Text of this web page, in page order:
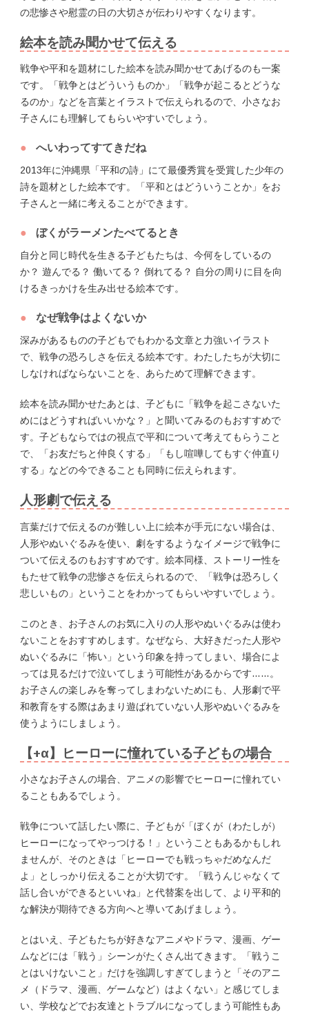
の悲惨さや慰霊の日の大切さが伝わりやすくなります。
絵本を読み聞かせて伝える
戦争や平和を題材にした絵本を読み聞かせてあげるのも一案
です。「戦争とはどういうものか」「戦争が起こるとどうな
るのか」などを言葉とイラストで伝えられるので、小さなお
子さんにも理解してもらいやすいでしょう。
へいわってすてきだね
2013年に沖縄県「平和の詩」にて最優秀賞を受賞した少年の
詩を題材とした絵本です。「平和とはどういうことか」をお
子さんと一緒に考えることができます。
ぼくがラーメンたべてるとき
自分と同じ時代を生きる子どもたちは、今何をしているの
か？ 遊んでる？ 働いてる？ 倒れてる？ 自分の周りに目を向
けるきっかけを生み出せる絵本です。
なぜ戦争はよくないか
深みがあるものの子どもでもわかる文章と力強いイラスト
で、戦争の恐ろしさを伝える絵本です。わたしたちが大切に
しなければならないことを、あらためて理解できます。
絵本を読み聞かせたあとは、子どもに「戦争を起こさないた
めにはどうすればいいかな？」と聞いてみるのもおすすめで
す。子どもならではの視点で平和について考えてもらうこと
で、「お友だちと仲良くする」「もし喧嘩してもすぐ仲直り
する」などの今できることも同時に伝えられます。
人形劇で伝える
言葉だけで伝えるのが難しい上に絵本が手元にない場合は、
人形やぬいぐるみを使い、劇をするようなイメージで戦争に
ついて伝えるのもおすすめです。絵本同様、ストーリー性を
もたせて戦争の悲惨さを伝えられるので、「戦争は恐ろしく
悲しいもの」ということをわかってもらいやすいでしょう。
このとき、お子さんのお気に入りの人形やぬいぐるみは使わ
ないことをおすすめします。なぜなら、大好きだった人形や
ぬいぐるみに「怖い」という印象を持ってしまい、場合によ
っては見るだけで泣いてしまう可能性があるからです……。
お子さんの楽しみを奪ってしまわないためにも、人形劇で平
和教育をする際はあまり遊ばれていない人形やぬいぐるみを
使うようにしましょう。
【+α】ヒーローに憧れている子どもの場合
小さなお子さんの場合、アニメの影響でヒーローに憧れてい
ることもあるでしょう。
戦争について話したい際に、子どもが「ぼくが（わたしが）
ヒーローになってやっつける！」ということもあるかもしれ
ませんが、そのときは「ヒーローでも戦っちゃだめなんだ
よ」としっかり伝えることが大切です。「戦うんじゃなくて
話し合いができるといいね」と代替案を出して、より平和的
な解決が期待できる方向へと導いてあげましょう。
とはいえ、子どもたちが好きなアニメやドラマ、漫画、ゲー
ムなどには「戦う」シーンがたくさん出てきます。「戦うこ
とはいけないこと」だけを強調しすぎてしまうと「そのアニ
メ（ドラマ、漫画、ゲームなど）はよくない」と感じてしま
い、学校などでお友達とトラブルになってしまう可能性もあ